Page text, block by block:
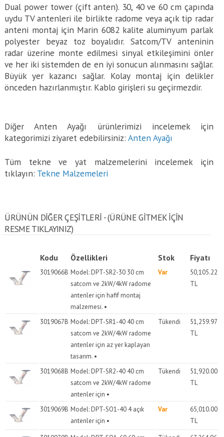
Dual power tower (çift anten). 30, 40 ve 60 cm çapında
uydu TV antenleri ile birlikte radome veya açık tip radar
anteni montaj için Marin 6082 kalite aluminyum parlak
polyester beyaz toz boyalıdır. Satcom/TV anteninin
radar üzerine monte edilmesi sinyal etkileşimini önler
ve her iki sistemden de en iyi sonucun alınmasını sağlar.
Büyük yer kazancı sağlar. Kolay montaj için delikler
önceden hazırlanmıştır. Kablo girişleri su geçirmezdir.
Diğer Anten Ayağı ürünlerimizi incelemek için
kategorimizi ziyaret edebilirsiniz:Anten Ayağı
Tüm tekne ve yat malzemelerini incelemek için
tıklayın: Tekne Malzemeleri
ÜRÜNÜN DİĞER ÇEŞİTLERİ - (ÜRÜNE GITMEK IÇIN
RESME TIKLAYINIZ)
Kodu Özellikleri Stok Fiyatı
3019066B Model: DPT-SR2-30 30 cm
satcom ve 2kW/4kW radome
antenler için hafif montaj
malzemesi. •
Var
50,105.22
TL
3019067B Model: DPT-SR1-40 40 cm
satcom ve 2kW/4kW radome
antenler için az yer kaplayan
tasarım. •
Tükendi
51,259.97
TL
3019068B Model: DPT-SR2-40 40 cm
satcom ve 2kW/4kW radome
antenler için •
Tükendi
51,920.00
TL
3019069B Model: DPT-SO1-40 4 açık
antenler için •
Var
65,010.00
TL